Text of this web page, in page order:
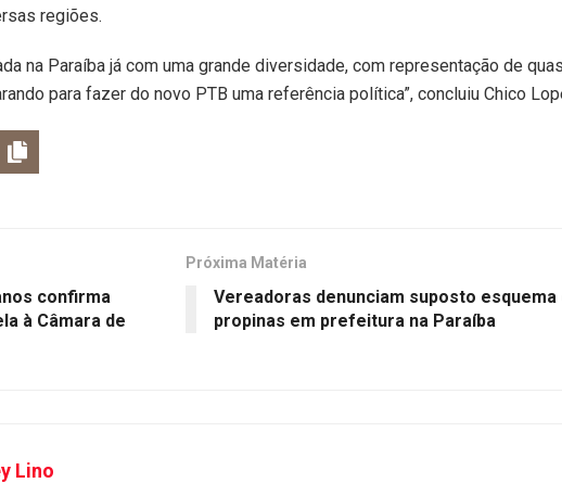
regiões.
na Paraíba já com uma grande diversidade, com representação de
para fazer do novo PTB uma referência política”, concluiu Chico
confirma
à Câmara de
Próxima Matéria
Vereadoras denunciam suposto esquema
propinas em prefeitura na Paraíba
Lino